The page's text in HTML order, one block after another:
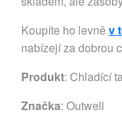
Koupíte ho levně v
nabízejí za dobrou
Produkt: Chladící
Značka: Outwell